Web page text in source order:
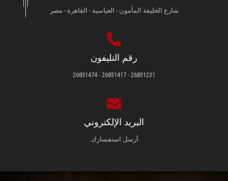
شارع الخليفة المأمون - العباسية - القاهرة - مصر
رقم التليفون
26831231 - 26831417 - 26831474
البريد الإلكتروني
أرسل استفسارك.